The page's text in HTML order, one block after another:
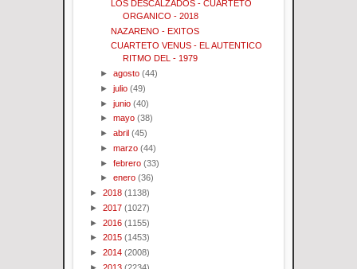
LOS DESCALZADOS - CUARTETO
ORGANICO - 2018
NAZARENO - EXITOS
CUARTETO VENUS - EL AUTENTICO
RITMO DEL - 1979
►agosto (44)
►julio (49)
►junio (40)
►mayo (38)
►abril (45)
►marzo (44)
►febrero (33)
►enero (36)
► 2018 (1138)
► 2017 (1027)
► 2016 (1155)
► 2015 (1453)
► 2014 (2008)